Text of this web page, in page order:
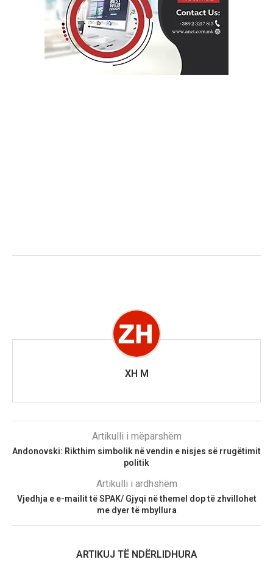
XH M
Artikulli i mëparshëm
Andonovski: Rikthim simbolik në vendin e nisjes së rrugëtimit
politik
Artikulli i ardhshëm
Vjedhja e e-mailit të SPAK/ Gjyqi në themel dop të zhvillohet
me dyer të mbyllura
ARTIKUJ TË NDËRLIDHURA